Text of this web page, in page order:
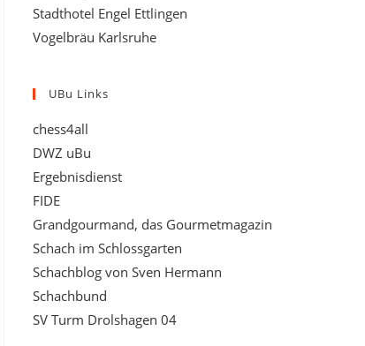
Stadthotel Engel Ettlingen
Vogelbräu Karlsruhe
UBu Links
chess4all
DWZ uBu
Ergebnisdienst
FIDE
Grandgourmand, das Gourmetmagazin
Schach im Schlossgarten
Schachblog von Sven Hermann
Schachbund
SV Turm Drolshagen 04